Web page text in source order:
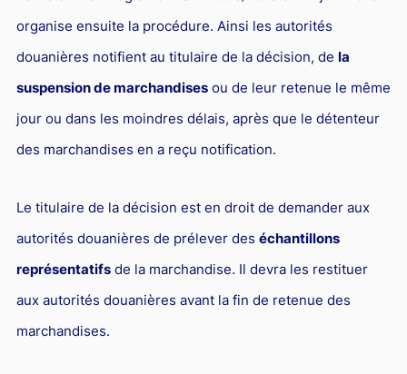
Transport
Restructuration d'entreprise
Droit et Fiscalité du marché de l'Art
Transmission d'entreprise et avocat
Responsabilité Sociétale des Entreprises (R.S.E)
Hôtellerie et restauration
Procédures et tribunaux
Contentieux cession d’entreprise
Droit commercial
organise ensuite la procédure. Ainsi les autorités
douanières notifient au titulaire de la décision, de la
suspension de marchandisesou de leur retenue le même
jour ou dans les moindres délais, après que le détenteur
des marchandises en a reçu notification.
Le titulaire de la décision est en droit de demander aux
autorités douanières de prélever des échantillons
représentatifsde la marchandise. Il devra les restituer
aux autorités douanières avant la fin de retenue des
marchandises.